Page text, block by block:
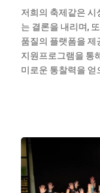
저희의 축제같은 시
는 결론을 내리며,
품질의 플랫폼을 제
지원프로그램을 통
미로운 통찰력을 얻